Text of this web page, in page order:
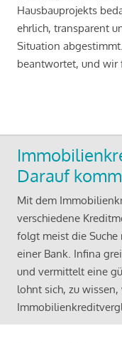
Hausbauprojekts
ehrlich, transparent
Situation
beantwortet, und wir
Darauf
Mit dem
verschiedene
folgt meist die
einer Bank. Infina
und vermittelt eine
lohnt sich, zu